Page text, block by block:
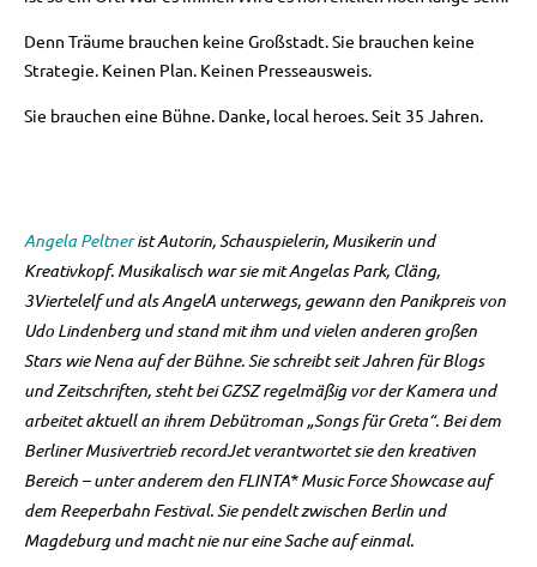
Denn Träume brauchen keine Großstadt. Sie brauchen keine
Strategie. Keinen Plan. Keinen Presseausweis.
Sie brauchen eine Bühne. Danke, local heroes. Seit 35 Jahren.
Angela Peltnerist Autorin, Schauspielerin, Musikerin und
Kreativkopf. Musikalisch war sie mit Angelas Park, Cläng,
3Viertelelf und als AngelA unterwegs, gewann den Panikpreis von
Udo Lindenberg und stand mit ihm und vielen anderen großen
Stars wie Nena auf der Bühne. Sie schreibt seit Jahren für Blogs
und Zeitschriften, steht bei GZSZ regelmäßig vor der Kamera und
arbeitet aktuell an ihrem Debütroman „Songs für Greta“. Bei dem
Berliner Musivertrieb recordJet verantwortet sie den kreativen
Bereich – unter anderem den FLINTA* Music Force Showcase auf
dem Reeperbahn Festival. Sie pendelt zwischen Berlin und
Magdeburg und macht nie nur eine Sache auf einmal.